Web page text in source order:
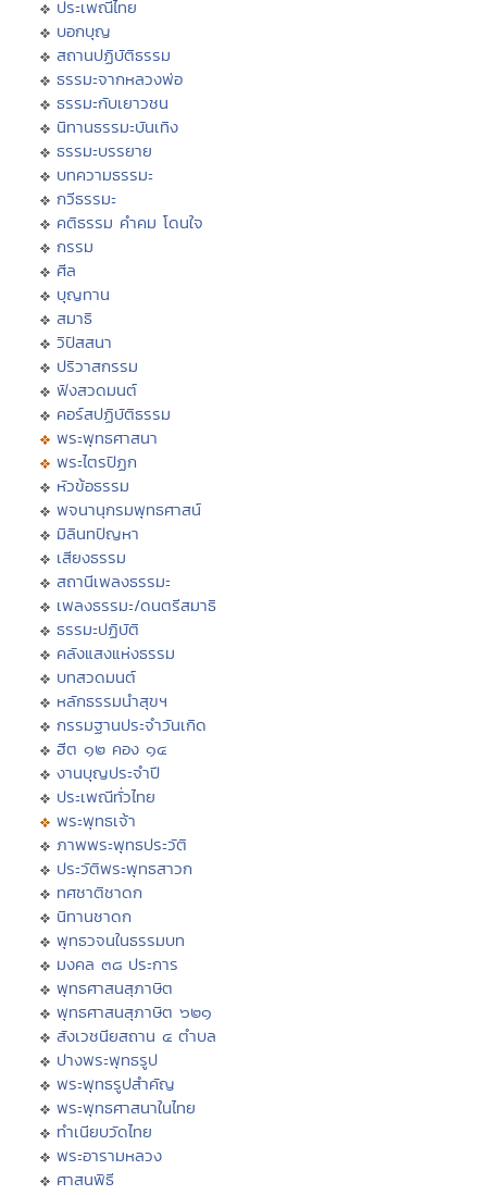
ประเพณีไทย
บอกบุญ
สถานปฏิบัติธรรม
ธรรมะจากหลวงพ่อ
ธรรมะกับเยาวชน
นิทานธรรมะบันเทิง
ธรรมะบรรยาย
บทความธรรมะ
กวีธรรมะ
คติธรรม คำคม โดนใจ
กรรม
ศีล
บุญทาน
สมาธิ
วิปัสสนา
ปริวาสกรรม
ฟังสวดมนต์
คอร์สปฏิบัติธรรม
พระพุทธศาสนา
พระไตรปิฏก
หัวข้อธรรม
พจนานุกรมพุทธศาสน์
มิลินทปัญหา
เสียงธรรม
สถานีเพลงธรรมะ
เพลงธรรมะ/ดนตรีสมาธิ
ธรรมะปฏิบัติ
คลังแสงแห่งธรรม
บทสวดมนต์
หลักธรรมนำสุขฯ
กรรมฐานประจำวันเกิด
ฮีต ๑๒ คอง ๑๔
งานบุญประจำปี
ประเพณีทั่วไทย
พระพุทธเจ้า
ภาพพระพุทธประวัติ
ประวัติพระพุทธสาวก
ทศชาติชาดก
นิทานชาดก
พุทธวจนในธรรมบท
มงคล ๓๘ ประการ
พุทธศาสนสุภาษิต
พุทธศาสนสุภาษิต ๖๒๑
สังเวชนียสถาน ๔ ตำบล
ปางพระพุทธรูป
พระพุทธรูปสำคัญ
พระพุทธศาสนาในไทย
ทำเนียบวัดไทย
พระอารามหลวง
ศาสนพิธี